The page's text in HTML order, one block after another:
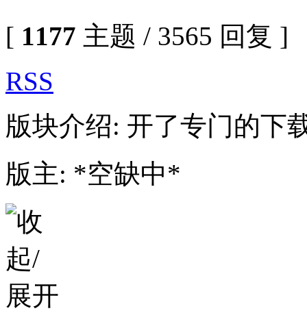
[ 1177 主题 / 3565 回复 ]
RSS
版块介绍: 开了专门的下
版主: *空缺中*